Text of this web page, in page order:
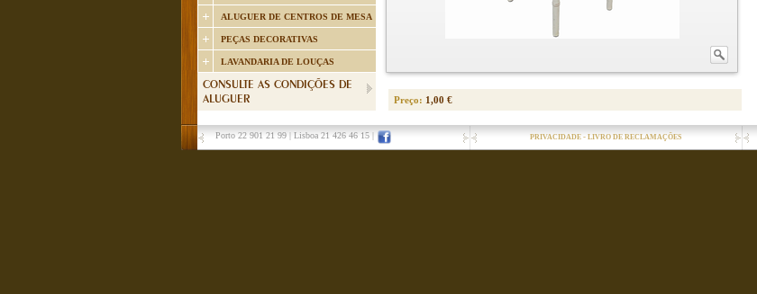
ALUGUER DE CENTROS DE MESA
PEÇAS DECORATIVAS
LAVANDARIA DE LOUÇAS
CONSULTE AS CONDIÇÕES DE
ALUGUER
Preço: 1,00 €
Porto 22 901 21 99 Lisboa 21 426 46 15 PRIVACIDADE - LIVRO DE RECLAMAÇÕES